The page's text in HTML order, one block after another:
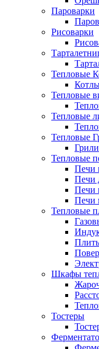
Пароварки
Рисоварки
Тепловые
Тепловые
Тепловые
Тепловые
Грили
Тепловые
Печи
Печи
Печи
Печи
Тепловые
Шкафы
Тостеры